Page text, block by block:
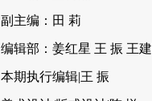
副主编：田 莉
编辑部：姜红星 王 振 王
本期执行编辑|王 振